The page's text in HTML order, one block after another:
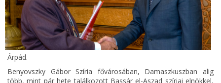
Árpád.
Benyovszky Gábor Szíria fővárosában, Damaszkuszban alig
több, mint pár hete találkozott Bassár el-Aszad szíriai elnökkel,